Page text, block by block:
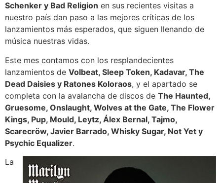
Schenker y Bad Religion en sus recientes visitas a
nuestro país dan paso a las mejores críticas de los
lanzamientos más esperados, que siguen llenando de
música nuestras vidas.
Este mes contamos con los resplandecientes
lanzamientos de Volbeat, Sleep Token, Kadavar, The
Dead Daisies y Ratones Koloraos, y el apartado se
completa con la avalancha de discos de The Haunted,
Gruesome, Onslaught, Wolves at the Gate, The Flower
Kings, Pup, Mould, Leytz, Álex Bernal, Tajmo,
Scarecröw, Javier Barrado, Whisky Sugar, Not Yet y
Psychic Equalizer.
La